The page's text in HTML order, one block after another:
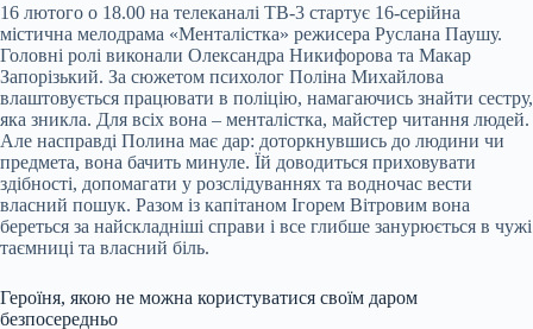
16 лютого о 18.00 на телеканалі ТВ-3 стартує 16-серійна
містична мелодрама «Менталістка» режисера Руслана Паушу.
Головні ролі виконали Олександра Никифорова та Макар
Запорізький. За сюжетом психолог Поліна Михайлова
влаштовується працювати в поліцію, намагаючись знайти сестру,
яка зникла. Для всіх вона – менталістка, майстер читання людей.
Але насправді Полина має дар: доторкнувшись до людини чи
предмета, вона бачить минуле. Їй доводиться приховувати
здібності, допомагати у розслідуваннях та водночас вести
власний пошук. Разом із капітаном Ігорем Вітровим вона
береться за найскладніші справи і все глибше занурюється в чужі
таємниці та власний біль.
Героїня, якою не можна користуватися своїм даром
безпосередньо